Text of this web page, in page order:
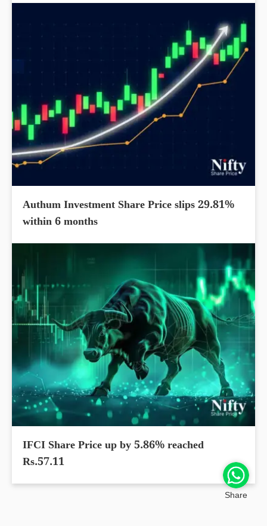
Authum Investment Share Price slips 29.81%
within 6 months
IFCI Share Price up by 5.86% reached
Rs.57.11
Share